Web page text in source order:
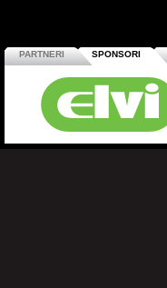
PARTNERI SPONSORI